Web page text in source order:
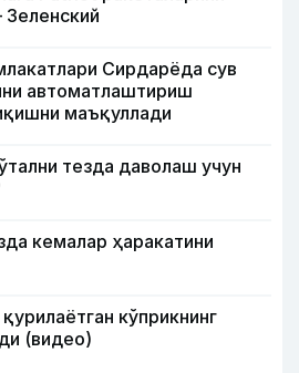
Сирдарёда сув
автоматлаштириш
маъқуллади
тезда даволаш учун
кемалар ҳаракатини
кўприкнинг
(видео)